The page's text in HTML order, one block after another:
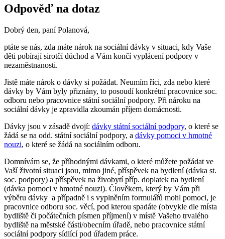
Odpověď na dotaz
Dobrý den, paní Polanová,
ptáte se nás, zda máte nárok na sociální dávky v situaci, kdy Vaše
děti pobírají sirotčí důchod a Vám končí vyplácení podpory v
nezaměstnanosti.
Jistě máte nárok o dávky si požádat. Neumím říci, zda nebo které
dávky by Vám byly přiznány, to posoudí konkrétní pracovnice soc.
odboru nebo pracovnice státní sociální podpory. Při nároku na
sociální dávky je zpravidla zkoumán příjem domácnosti.
Dávky jsou v zásadě dvojí: dávky státní sociální podpory, o které se
žádá se na odd. státní sociální podpory, a dávky pomoci v hmotné
nouzi, o které se žádá na sociálním odboru.
Domnívám se, že příhodnými dávkami, o které můžete požádat ve
Vaší životní situaci jsou, mimo jiné, příspěvek na bydlení (dávka st.
soc. podpory) a příspěvek na živobytí příp. doplatek na bydlení
(dávka pomoci v hmotné nouzi). Člověkem, který by Vám při
výběru dávky a případně i s vyplněním formulářů mohl pomoci, je
pracovnice odboru soc. věcí, pod kterou spadáte (obvykle dle místa
bydliště či počátečních písmen příjmení) v místě Vašeho trvalého
bydliště na městské části/obecním úřadě, nebo pracovnice státní
sociální podpory sídlící pod úřadem práce.